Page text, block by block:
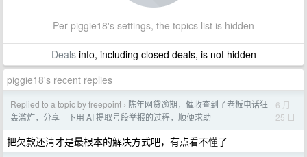
Per piggie18's settings, the topics list is hidden
Dealsinfo, including closed deals, is not hidden
piggie18's recent replies
Replied to a topic by freepoint › 陈年网贷逾期，催收查到了老板电话狂
轰滥炸，分享一下用 AI 提取号段举报的过程，顺便求助
6 月
25 日
把欠款还清才是最根本的解决方式吧，有点看不懂了